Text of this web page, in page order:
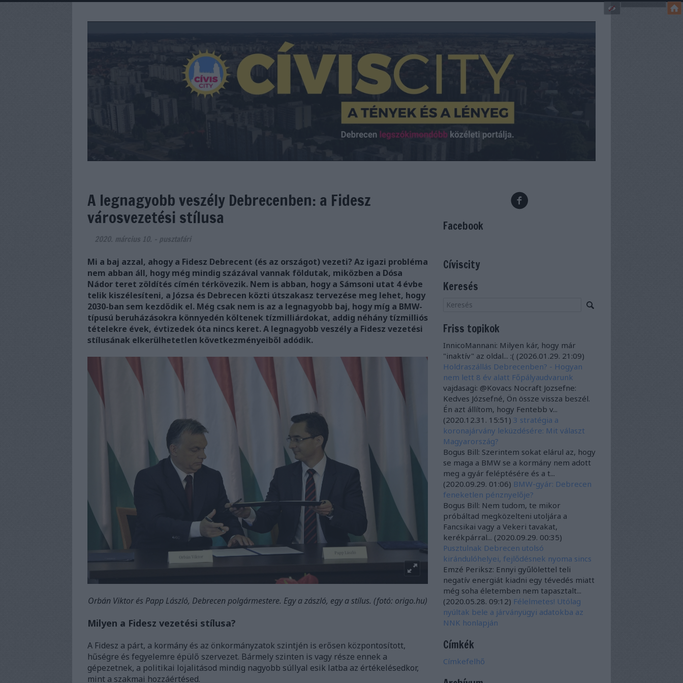
A legnagyobb veszély Debrecenben: a Fidesz
városvezetési stílusa
2020. március 10. - pusztafári
Mi a baj azzal, ahogy a Fidesz Debrecent (és az országot) vezeti? Az igazi probléma
nem abban áll, hogy még mindig százával vannak földutak, miközben a Dósa
Nádor teret zöldítés címén térkövezik. Nem is abban, hogy a Sámsoni utat 4 évbe
telik kiszélesíteni, a Józsa és Debrecen közti útszakasz tervezése meg lehet, hogy
2030-ban sem kezdődik el. Még csak nem is az a legnagyobb baj, hogy míg a BMW-
típusú beruházásokra könnyedén költenek tízmilliárdokat, addig néhány tízmilliós
tételekre évek, évtizedek óta nincs keret. A legnagyobb veszély a Fidesz vezetési
stílusának elkerülhetetlen következményeiből adódik.
Orbán Viktor és Papp László, Debrecen polgármestere. Egy a zászló, egy a stílus. (fotó: origo.hu)
Milyen a Fidesz vezetési stílusa?
A Fidesz a párt, a kormány és az önkormányzatok szintjén is erősen központosított,
hűségre és fegyelemre épülő szervezet. Bármely szinten is vagy része ennek a
gépezetnek, a politikai lojalitásod mindig nagyobb súllyal esik latba az értékelésedkor,
mint a szakmai hozzáértésed.
Facebook
Cíviscity
Keresés
Friss topikok
InnicoMannani: Milyen kár, hogy már
"inaktív" az oldal... :( (2026.01.29. 21:09)
Holdraszállás Debrecenben? - Hogyan
nem lett 8 év alatt Főpályaudvarunk
vajdasagi: @Kovacs Nocraft Jozsefne:
Kedves Józsefné, Ön össze vissza beszél.
Én azt állítom, hogy Fentebb v...
(2020.12.31. 15:51 ) 3 stratégia a
koronajárvány leküzdésére: Mit választ
Magyarország?
Bogus Bill: Szerintem sokat elárul az, hogy
se maga a BMW se a kormány nem adott
meg a gyár feléptésére és a t...
(2020.09.29. 01:06) BMW-gyár: Debrecen
feneketlen pénznyelője?
Bogus Bill: Nem tudom, te mikor
próbáltad megközelteni utoljára a
Fancsikai vagy a Vekeri tavakat,
kerékpárral... (2020.09.29. 00:35)
Pusztulnak Debrecen utolsó
kirándulóhelyei, fejlődésnek nyoma sincs
Emzé Periksz: Ennyi gyűlölettel teli
negatív energiát kiadni egy tévedés miatt
még soha életemben nem tapasztalt...
(2020.05.28. 09:12) Félelmetes! Utólag
nyúltak bele a járványügyi adatokba az
NNK honlapján
Címkék
Címkefelhő